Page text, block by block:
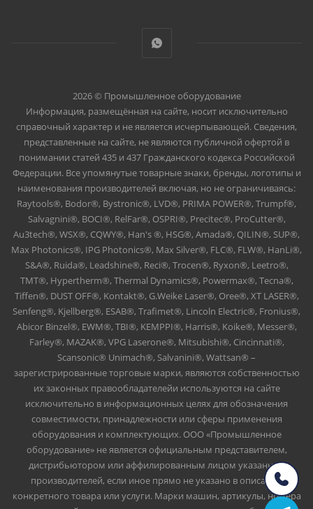
2026 © Промышленное оборудование
Информация, размещённая на сайте, носит исключительно
справочный характер и не является исчерпывающей. Сведения,
представленные на сайте, не являются публичной офертой в
понимании статей 435 и 437 Гражданского кодекса Российской
Федерации. Все упомянутые товарные знаки, бренды, логотипы и
наименования производителей включая, но не ограничиваясь:
Raytools®, Bodor®, Bystronic®, LVD®, PRIMA POWER®, Trumpf®,
Salvagnini®, BOCI®, RelFar®, OSPRI®, Precitec®, ProCutter®,
Au3tech®, WSX®, CQWY®, Han's ®, HSG®, Amada®, QILIN®, SUP®,
Max Photonics®, IPG Photonics®, Max Silver®, FLC®, FLW®, HanLi®,
S&A®, Ruida®, Leadshine®, Reci®, Trocen®, Ryxon®, Leetro®,
TMT®, Hypertherm®, Thermal Dynamics®, Powermax®, Tecna®,
Tiffen®, DUST OFF®, Kontakt®, G.Weike Laser®, Oree®, XT LASER®,
Senfeng®, Kjellberg®, ESAB®, Trafimet®, Lincoln Electric®, Fronius®,
Abicor Binzel®, EWM®, TBI®, KEMPPI®, Harris®, Koike®, Messer®,
Farley®, MAZAK®, VPG Laserone®, Mitsubishi®, Cincinnati®,
Scansonic® Unimach®, Salvanini®, Wattsan® –
зарегистрированные торговые марки, являются собственностью
их законных правообладателейи используются на сайте
исключительно в информационных целях для обозначения
совместимости, принадлежности или сферы применения
оборудования и комплектующих. ООО «Промышленное
оборудование» не является официальным представителем,
дистрибьютором или аффилированным лицом указанных
производителей, если иное прямо не указано в описании
конкретного товара или услуги. Марки машин, артикулы, номера